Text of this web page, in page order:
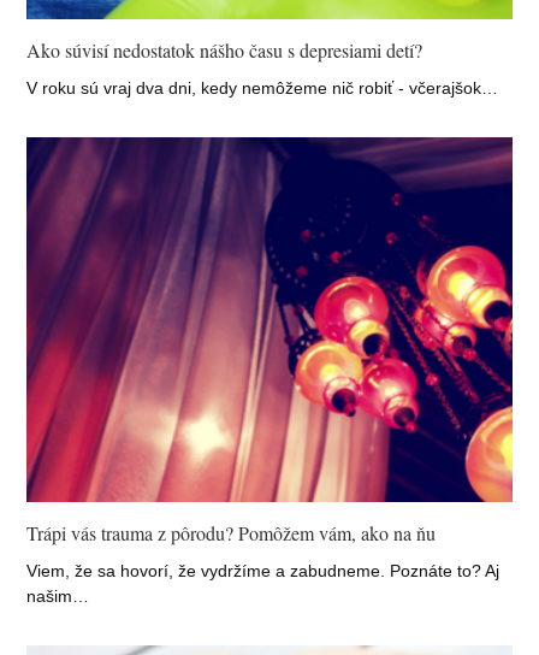
Ako súvisí nedostatok nášho času s depresiami detí?
V roku sú vraj dva dni, kedy nemôžeme nič robiť - včerajšok…
Trápi vás trauma z pôrodu? Pomôžem vám, ako na ňu
Viem, že sa hovorí, že vydržíme a zabudneme. Poznáte to? Aj
našim…